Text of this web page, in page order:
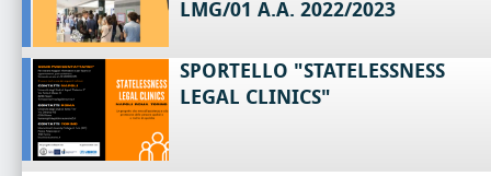
LMG/01 A.A. 2022/2023
SPORTELLO "STATELESSNESS
LEGAL CLINICS"